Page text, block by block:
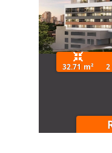
32.71 m²